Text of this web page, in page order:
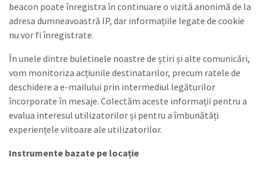
beacon poate înregistra în continuare o vizită anonimă de la
adresa dumneavoastră IP, dar informațiile legate de cookie
nu vor fi înregistrate.
În unele dintre buletinele noastre de știri și alte comunicări,
vom monitoriza acțiunile destinatarilor, precum ratele de
deschidere a e-mailului prin intermediul legăturilor
încorporate în mesaje. Colectăm aceste informații pentru a
evalua interesul utilizatorilor și pentru a îmbunătăți
experiențele viitoare ale utilizatorilor.
Instrumente bazate pe locație